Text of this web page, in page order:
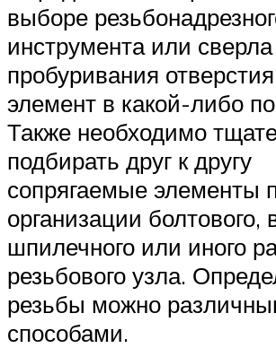
выборе
инструмента или
пробуривания
элемент в какой-либо
Также необходимо
подбирать друг к другу
сопрягаемые элементы
организации болтового,
шпилечного или иного
резьбового узла.
резьбы можно
способами.